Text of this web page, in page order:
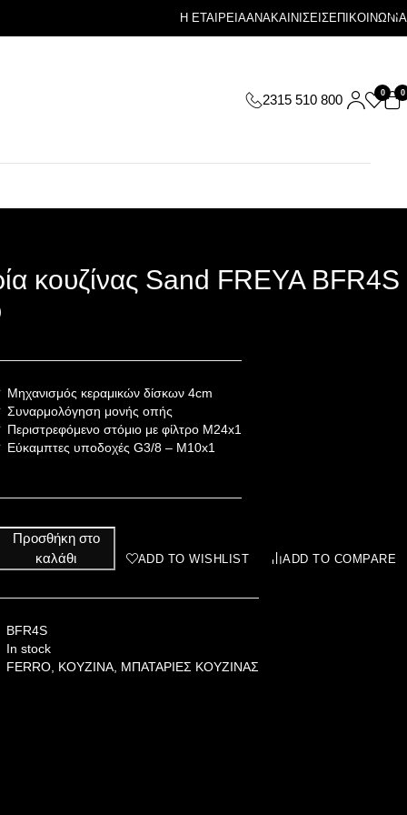
Η ΕΤΑΙΡΕΙΑΑΝΑΚΑΙΝΙΣΕΙΣΕΠΙΚΟΙΝΩΝΙΑ
2315 510 800 0 0
κουζίνας Sand FREYA BFR4S
Μηχανισμός κεραμικών δίσκων 4cm
Συναρμολόγηση μονής οπής
Περιστρεφόμενο στόμιο με φίλτρο M24x1
Εύκαμπτες υποδοχές G3/8 – M10x1
Προσθήκη στο
καλάθι
ADD TO WISHLIST ADD TO COMPARE
BFR4S
In stock
FERRO, ΚΟΥΖΙΝΑ, ΜΠΑΤΑΡΙΕΣ ΚΟΥΖΙΝΑΣ